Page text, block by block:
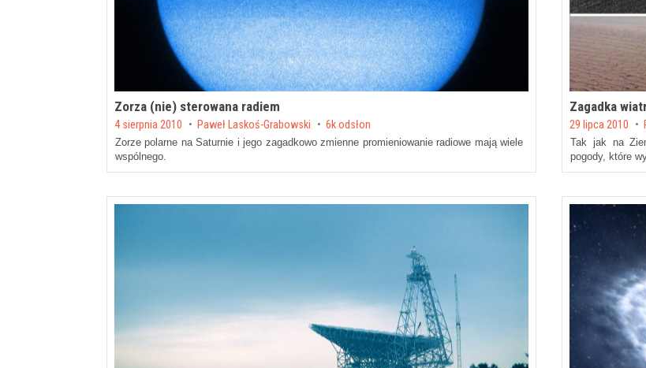
Zorza (nie) sterowana radiem
Posted on
4 sierpnia 2010 by Paweł Laskoś-Grabowski 6k odsłon
Zorze polarne na Saturnie i jego zagadkowo zmienne promieniowanie radiowe mają wiele
wspólnego.
Zagadka
Posted on
29 lipca 2010 by
Tak jak na
pogody, które